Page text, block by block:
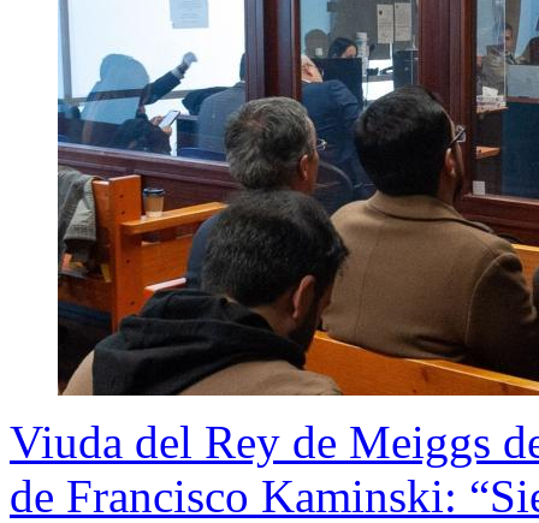
Viuda del Rey de Meiggs
de Francisco Kaminski: